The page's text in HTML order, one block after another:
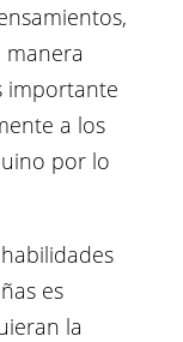
manera
importante
a los
por lo
es
la